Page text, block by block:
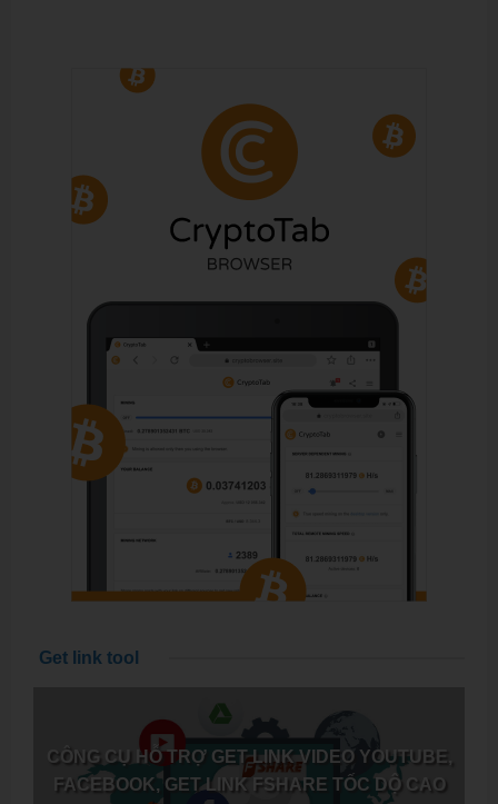
Get link tool
CÔNG CỤ HỖ TRỢ GET LINK VIDEO YOUTUBE,
FACEBOOK, GET LINK FSHARE TỐC DỘ CAO